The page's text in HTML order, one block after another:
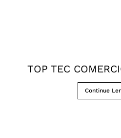
TOP TEC
Continue